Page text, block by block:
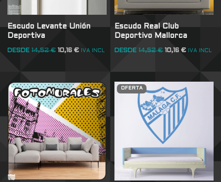
Escudo Levante Unión
Deportiva
DESDE 14,52€ 10,16 € IVA INCL
Escudo Real Club
Deportivo Mallorca
DESDE 14,52€ 10,16€ IVA INCL
OFERTA